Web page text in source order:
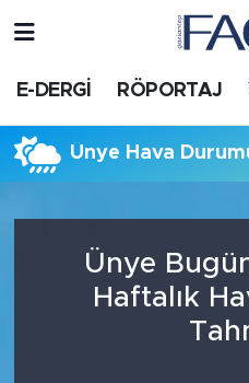
E-DERGİ RÖPORTAJ
Ünye Hava
Ünye
Haftalık
HABER
Nöbetçi Eczaneler
Hava Durumu
Süper Lig Puan
Tüm Manşetler